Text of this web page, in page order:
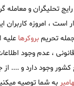
تحلیگران و معامله
، امروزه کاربران
تحریمبروکرها علیه
، عدم وجود
وجود دارد و ....
به شما توصیه